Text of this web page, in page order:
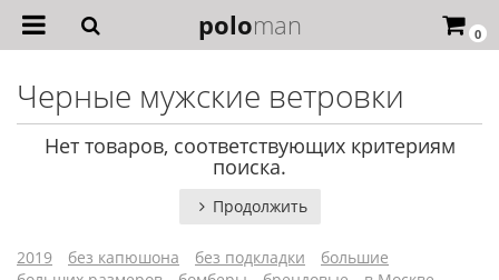
0
poloman
Черные мужские ветровки
Нет товаров, соответствующих критериям
поиска.
Продолжить
2019 без капюшона без подкладки
большие